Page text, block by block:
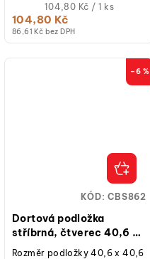
86,61 Kč bez DPH
104,80 Kč
Měrná
cena:
104,80 Kč / 1 ks
–6 %
Dortová podložka
stříbrná, čtverec 40,6 x
40,6 cm, výška 10 mm
Rozměr podložky 40,6 x 40,6
KÓD:CBS862